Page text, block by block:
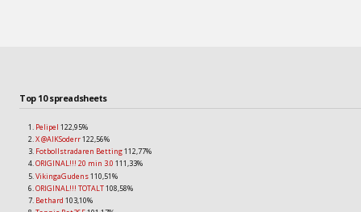
Top 10 spreadsheets
Pelipel 122,95%
X @AIKSoderr122,56%
Fotbollstradaren Betting112,77%
ORIGINAL!!! 20 min 3.0 111,33%
VikingaGudens110,51%
ORIGINAL!!! TOTALT108,58%
Bethard 103,10%